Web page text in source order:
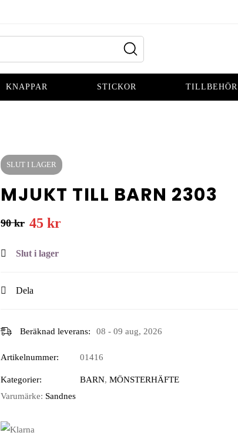
KNAPPAR STICKOR TILLBEHÖR
SLUT I LAGER
MJUKT TILL BARN 2303
90kr 45 kr
Slut i lager
Dela
Beräknad leverans: 08 - 09 aug, 2026
Artikelnummer: 01416
Kategorier: BARN, MÖNSTERHÄFTE
Varumärke: Sandnes